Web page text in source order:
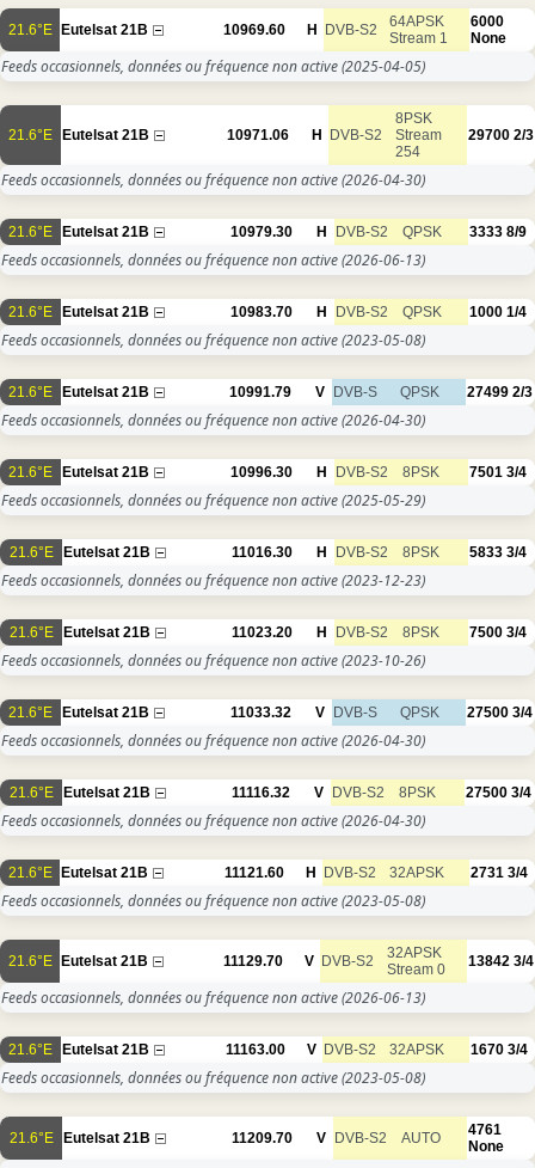
21.6°E Eutelsat 21B 10969.60 H DVB-S2
64APSK
Stream 1
6000
None
Feeds occasionnels, données ou fréquence non active(2025-04-05)
21.6°E Eutelsat 21B 10971.06 H DVB-S2
8PSK
Stream
254
29700 2/3
Feeds occasionnels, données ou fréquence non active(2026-04-30)
21.6°E Eutelsat 21B 10979.30 H DVB-S2 QPSK 3333 8/9
Feeds occasionnels, données ou fréquence non active(2026-06-13)
21.6°E Eutelsat 21B 10983.70 H DVB-S2 QPSK 1000 1/4
Feeds occasionnels, données ou fréquence non active(2023-05-08)
21.6°E Eutelsat 21B 10991.79 V DVB-S QPSK 27499 2/3
Feeds occasionnels, données ou fréquence non active(2026-04-30)
21.6°E Eutelsat 21B 10996.30 H DVB-S2 8PSK 7501 3/4
Feeds occasionnels, données ou fréquence non active(2025-05-29)
21.6°E Eutelsat 21B 11016.30 H DVB-S2 8PSK 5833 3/4
Feeds occasionnels, données ou fréquence non active(2023-12-23)
21.6°E Eutelsat 21B 11023.20 H DVB-S2 8PSK 7500 3/4
Feeds occasionnels, données ou fréquence non active(2023-10-26)
21.6°E Eutelsat 21B 11033.32 V DVB-S QPSK 27500 3/4
Feeds occasionnels, données ou fréquence non active(2026-04-30)
21.6°E Eutelsat 21B 11116.32 V DVB-S2 8PSK 27500 3/4
Feeds occasionnels, données ou fréquence non active(2026-04-30)
21.6°E Eutelsat 21B 11121.60 H DVB-S2 32APSK 2731 3/4
Feeds occasionnels, données ou fréquence non active(2023-05-08)
21.6°E Eutelsat 21B 11129.70 V DVB-S2
32APSK
Stream 0
13842 3/4
Feeds occasionnels, données ou fréquence non active(2026-06-13)
21.6°E Eutelsat 21B 11163.00 V DVB-S2 32APSK 1670 3/4
Feeds occasionnels, données ou fréquence non active(2023-05-08)
21.6°E Eutelsat 21B 11209.70 V DVB-S2 AUTO
4761
None